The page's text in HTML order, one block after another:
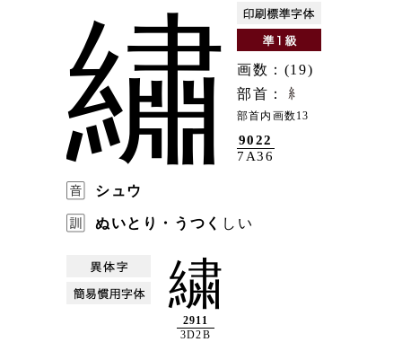
繡
画数：(19)
部首：
部首内画数13
9022
7A36
シュウ
ぬいとり・うつく しい
繍
2911
3D2B